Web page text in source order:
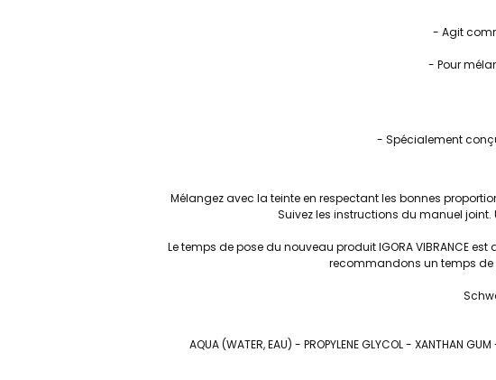
- Agit
- Pour
- Spécialement
Mélangez avec la teinte en respectant les bonnes
Suivez les instructions du manuel
Le temps de pose du nouveau produit IGORA VIBRANCE
recommandons un temps de
AQUA (WATER, EAU) - PROPYLENE GLYCOL - XANTHAN